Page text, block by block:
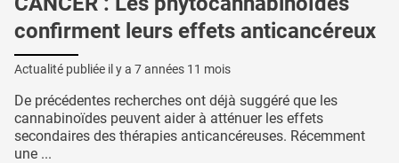
confirment leurs effets anticancéreux
Actualité publiée il y a 7 années 11 mois
De précédentes recherches ont déjà suggéré que les
cannabinoïdes peuvent aider à atténuer les effets
secondaires des thérapies anticancéreuses. Récemment
une ...